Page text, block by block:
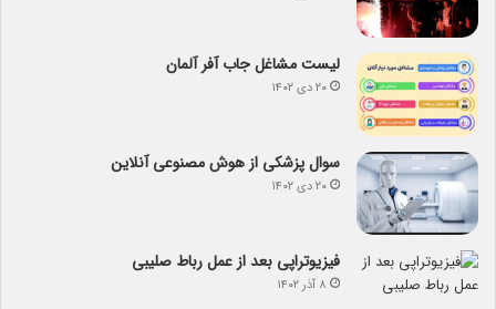
لیست مشاغل جاب آفر آلمان
۲۰ دی ۱۴۰۲
سوال پزشکی از هوش مصنوعی آنلاین
۲۰ دی ۱۴۰۲
فیزیوتراپی بعد از عمل رباط صلیبی
۸ آذر ۱۴۰۲